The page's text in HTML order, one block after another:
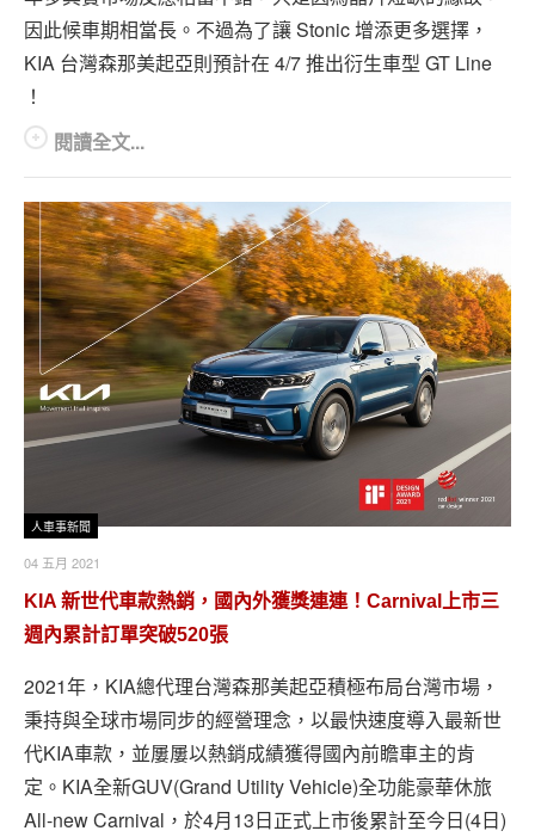
因此候車期相當長。不過為了讓 Stonic 增添更多選擇，
KIA 台灣森那美起亞則預計在 4/7 推出衍生車型 GT Line
！
閱讀全文...
人車事新聞
04 五月 2021
KIA 新世代車款熱銷，國內外獲獎連連！Carnival上市三
週內累計訂單突破520張
2021年，KIA總代理台灣森那美起亞積極布局台灣市場，
秉持與全球市場同步的經營理念，以最快速度導入最新世
代KIA車款，並屢屢以熱銷成績獲得國內前瞻車主的肯
定。KIA全新GUV(Grand Utility Vehicle)全功能豪華休旅
All-new Carnival，於4月13日正式上市後累計至今日(4日)